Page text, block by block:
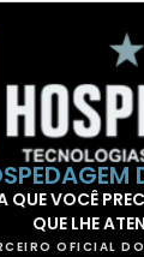
QUE VOCÊ
QUE LHE
OFICIAL